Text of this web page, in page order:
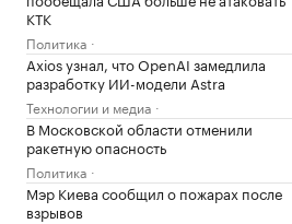
КТК
Политика
Axios узнал, что OpenAI замедлила
разработку ИИ-модели Astra
Технологии и медиа
В Московской области отменили
ракетную опасность
Политика
Мэр Киева сообщил о пожарах после
взрывов